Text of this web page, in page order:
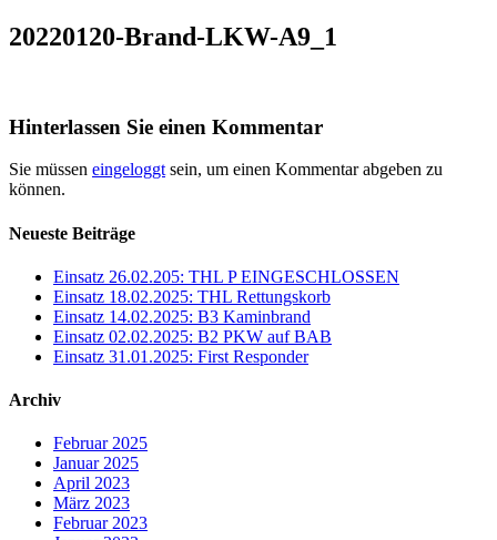
20220120-Brand-LKW-A9_1
Hinterlassen Sie einen Kommentar
Sie müssen eingeloggt sein, um einen Kommentar abgeben zu
können.
Neueste Beiträge
Einsatz 26.02.205: THL P EINGESCHLOSSEN
Einsatz 18.02.2025: THL Rettungskorb
Einsatz 14.02.2025: B3 Kaminbrand
Einsatz 02.02.2025: B2 PKW auf BAB
Einsatz 31.01.2025: First Responder
Archiv
Februar 2025
Januar 2025
April 2023
März 2023
Februar 2023